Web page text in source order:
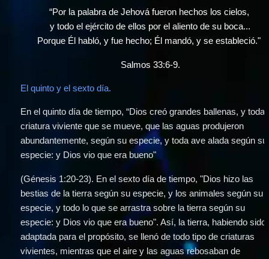
“Por la palabra de Jehová fueron hechos los cielos,
y todo el ejército de ellos por el aliento de su boca...
Porque Él habló, y fue hecho; Él mandó, y se estableció."
Salmos 33:6-9.
El quinto y el sexto día.
En el quinto día de tiempo, “Dios creó grandes ballenas, y toda
criatura viviente que se mueve, que las aguas produjeron
abundantemente, según su especie, y toda ave alada según su
especie: y Dios vio que era bueno"
(Génesis 1:20-23). En el sexto día de tiempo, "Dios hizo las
bestias de la tierra según su especie, y los animales según su
especie, y todo lo que se arrastra sobre la tierra según su
especie: y Dios vio que era bueno". Así, la tierra, habiendo sido
adaptada para el propósito, se llenó de todo tipo de criaturas
vivientes, mientras que el aire y las aguas rebosaban de